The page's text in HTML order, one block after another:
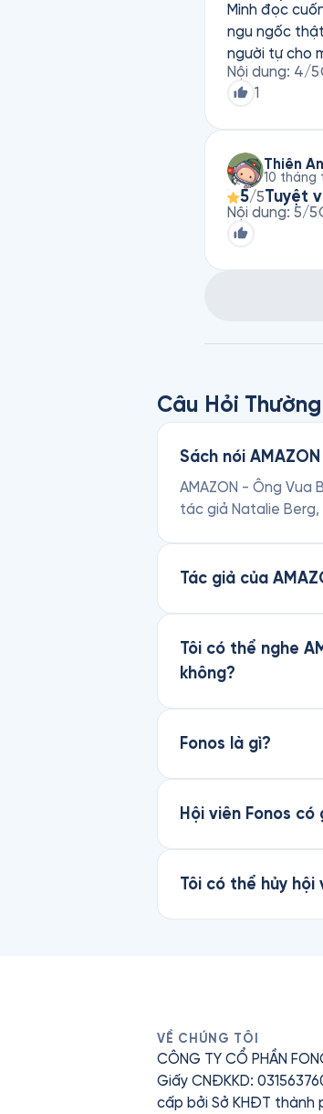
Mình đọc
ngu ngốc
người tự cho
Nội dung: 4/5
1
Thiên Ân
10 tháng
5/5Tuyệt
Nội dung: 5/5
Câu Hỏi
Sách nói
AMAZON - Ông Vua
tác giả Natalie Berg,
Tác giả của
Tôi có thể nghe
không?
Fonos là gì?
Hội viên Fonos có
Tôi có thể hủy hội
VỀ CHÚNG TÔI
CÔNG TY CỔ PHẦN
Giấy CNĐKKD:
cấp bởi Sở KHĐT thành